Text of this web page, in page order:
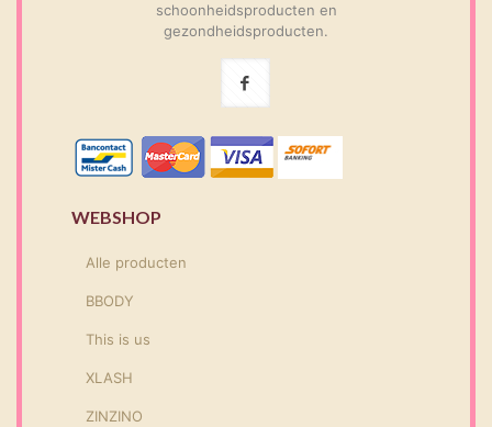
schoonheidsproducten en
gezondheidsproducten.
WEBSHOP
Alle producten
BBODY
This is us
XLASH
ZINZINO